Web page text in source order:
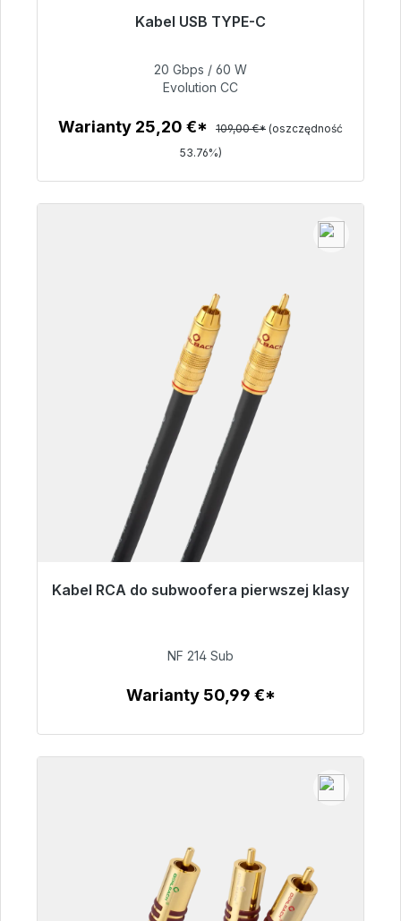
Kabel USB TYPE-C
dostawy 48h*
Szczegóły
20 Gbps / 60 W
Evolution CC
Warianty 25,20 €* 109,00 €* (oszczędność
53.76%)
Kabel RCA do subwoofera pierwszej klasy
Gotowy do natychmiastowej wysyłki, czas
94,00 €
NF 214 Sub
Warianty 50,99 €*